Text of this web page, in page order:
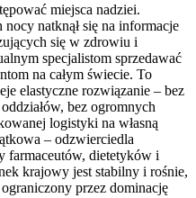
miejsca nadziei.
natknął się na informacje
się w zdrowiu i
specjalistom sprzedawać
na całym świecie. To
elastyczne rozwiązanie – bez
bez ogromnych
logistyki na własną
– odzwierciedla
farmaceutów, dietetyków i
krajowy jest stabilny i rośnie,
przez dominację